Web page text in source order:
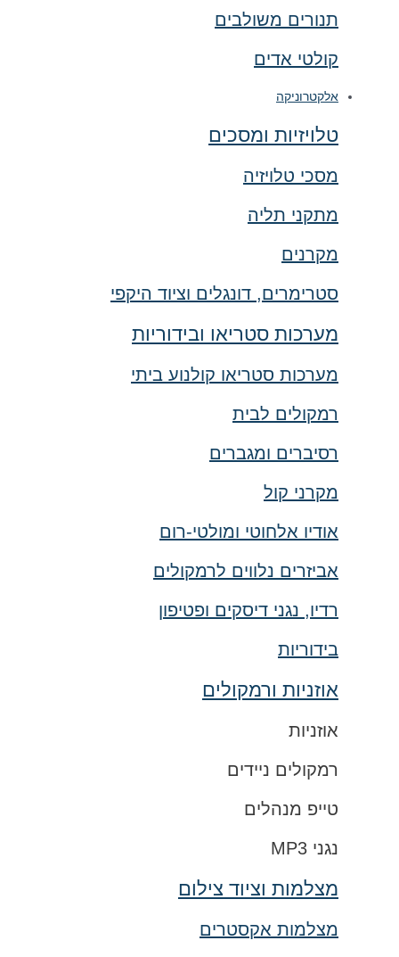
תנורים משולבים
קולטי אדים
אלקטרוניקה
טלויזיות ומסכים
מסכי טלויזיה
מתקני תליה
מקרנים
סטרימרים, דונגלים וציוד היקפי
מערכות סטריאו ובידוריות
מערכות סטריאו קולנוע ביתי
רמקולים לבית
רסיברים ומגברים
מקרני קול
אודיו אלחוטי ומולטי-רום
אביזרים נלווים לרמקולים
רדיו, נגני דיסקים ופטיפון
בידוריות
אוזניות ורמקולים
אוזניות
רמקולים ניידים
טייפ מנהלים
נגני MP3
מצלמות וציוד צילום
מצלמות אקסטרים